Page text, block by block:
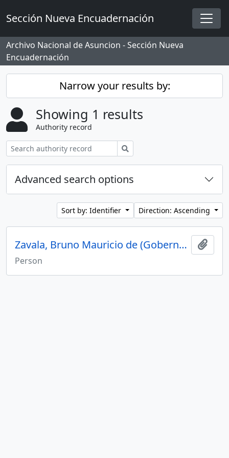
Sección Nueva Encuadernación
Archivo Nacional de Asuncion - Sección Nueva
Encuadernación
Narrow your results by:
Showing 1 results
Authority record
Advanced search options
Sort by: Identifier Direction: Ascending
Zavala, Bruno Mauricio de (Gobernador Capitan General de la Provincia)
Add
Person